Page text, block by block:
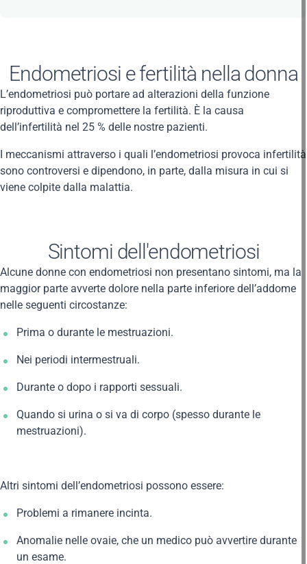
Endometriosi e fertilità nella donna
L’endometriosi può portare ad alterazioni della funzione
riproduttiva e compromettere la fertilità. È la causa
dell’infertilità nel 25 % delle nostre pazienti.
I meccanismi attraverso i quali l’endometriosi provoca infertilità
sono controversi e dipendono, in parte, dalla misura in cui si
viene colpite dalla malattia.
Sintomi dell'endometriosi
Alcune donne con endometriosi non presentano sintomi, ma la
maggior parte avverte dolore nella parte inferiore dell’addome
nelle seguenti circostanze:
Prima o durante le mestruazioni.
Nei periodi intermestruali.
Durante o dopo i rapporti sessuali.
Quando si urina o si va di corpo (spesso durante le
mestruazioni).
Altri sintomi dell’endometriosi possono essere:
Problemi a rimanere incinta.
Anomalie nelle ovaie, che un medico può avvertire durante
un esame.